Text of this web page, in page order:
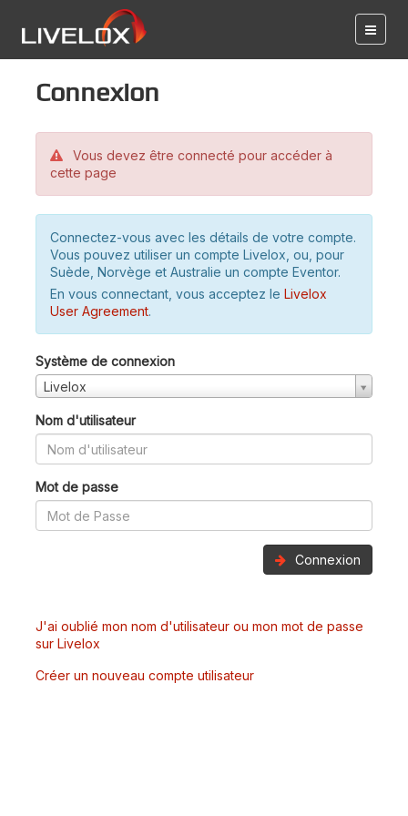
Connexion
Vous devez être connecté pour accéder à
cette page
Connectez-vous avec les détails de votre compte.
Vous pouvez utiliser un compte Livelox, ou, pour
Suède, Norvège et Australie un compte Eventor.
En vous connectant, vous acceptez le Livelox
User Agreement.
Système de connexion
Livelox
Nom d'utilisateur
Mot de passe
Connexion
J'ai oublié mon nom d'utilisateur ou mon mot de passe
sur Livelox
Créer un nouveau compte utilisateur